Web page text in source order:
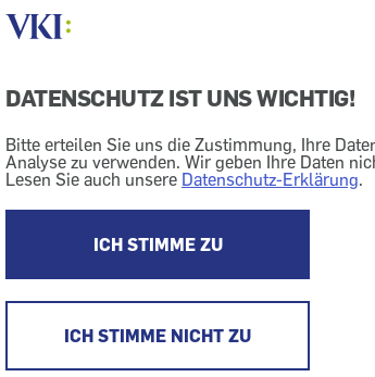
DATENSCHUTZ IST UNS WICHTIG!
Bitte erteilen Sie uns die Zustimmung, Ihre
Analyse zu verwenden. Wir geben Ihre Daten
Lesen Sie auch unsere Datenschutz-Erklärung.
ICH STIMME ZU
ICH STIMME NICHT ZU